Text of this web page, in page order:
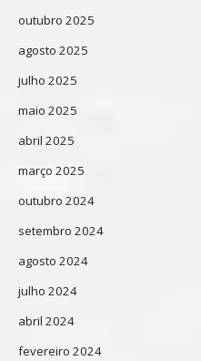
outubro 2025
agosto 2025
julho 2025
maio 2025
abril 2025
março 2025
outubro 2024
setembro 2024
agosto 2024
julho 2024
abril 2024
fevereiro 2024